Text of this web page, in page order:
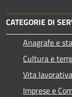
CATEGORIE DI
Anagrafe e
Cultura e
Vita lavorativa
Imprese e